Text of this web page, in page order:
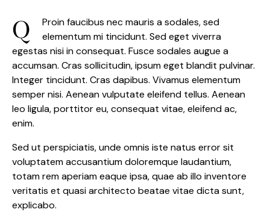
Q
Proin faucibus nec mauris a sodales, sed
elementum mi tincidunt. Sed eget viverra
egestas nisi in consequat. Fusce sodales augue a
accumsan. Cras sollicitudin, ipsum eget blandit pulvinar.
Integer tincidunt. Cras dapibus. Vivamus elementum
semper nisi. Aenean vulputate eleifend tellus. Aenean
leo ligula, porttitor eu, consequat vitae, eleifend ac,
enim.
Sed ut perspiciatis, unde omnis iste natus error sit
voluptatem accusantium doloremque laudantium,
totam rem aperiam eaque ipsa, quae ab illo inventore
veritatis et quasi architecto beatae vitae dicta sunt,
explicabo.